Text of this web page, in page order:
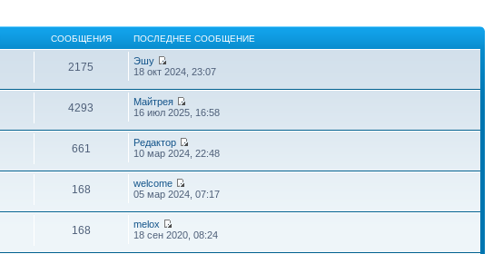
СООБЩЕНИЯ ПОСЛЕДНЕЕ СООБЩЕНИЕ
2175
Эшу
18 окт 2024, 23:07
4293
Майтрея
16 июл 2025, 16:58
661
Редактор
10 мар 2024, 22:48
168
welcome
05 мар 2024, 07:17
168
melox
18 сен 2020, 08:24